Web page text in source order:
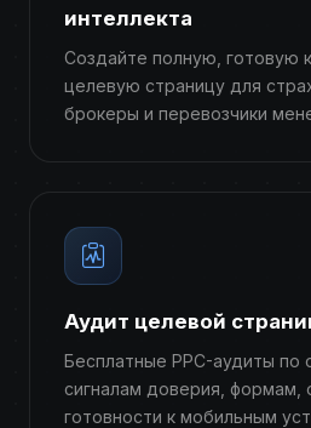
интеллекта
Создайте полную, готовую
целевую страницу для
брокеры и перевозчики
Аудит целевой
Бесплатные PPC-аудиты по
сигналам доверия, формам,
готовности к мобильным